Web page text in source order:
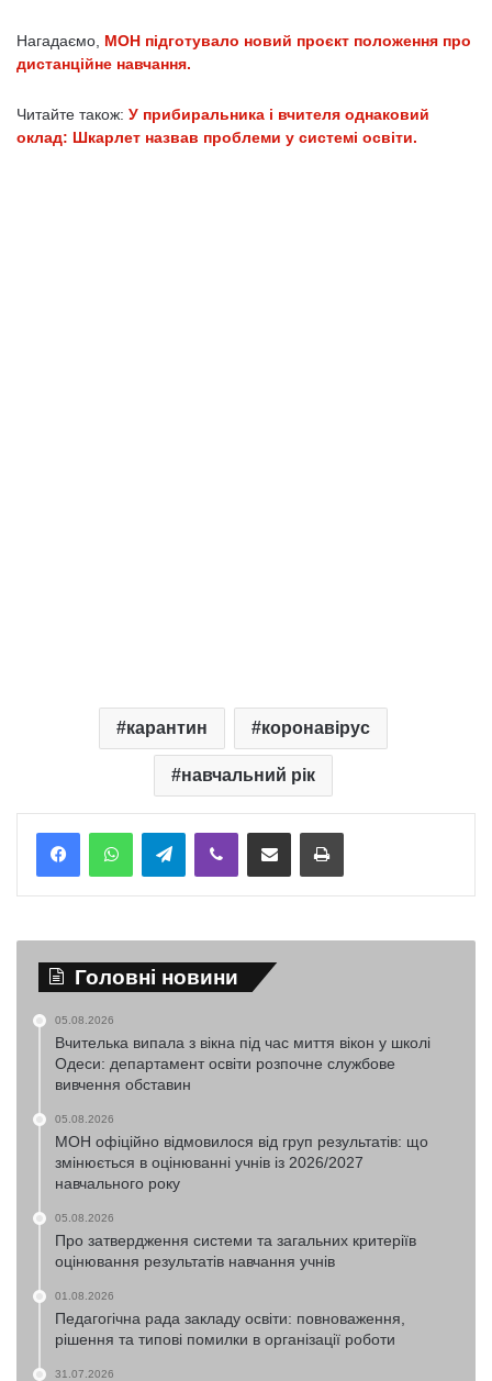
Нагадаємо, МОН підготувало новий проєкт положення про
дистанційне навчання.
Читайте також: У прибиральника і вчителя однаковий
оклад: Шкарлет назвав проблеми у системі освіти.
карантин коронавірус
навчальний рік
TelegramViber Надіслати електронною поштоюНадрукувати
Головні новини
05.08.2026
Вчителька випала з вікна під час миття вікон у школі
Одеси: департамент освіти розпочне службове
вивчення обставин
05.08.2026
МОН офіційно відмовилося від груп результатів: що
змінюється в оцінюванні учнів із 2026/2027
навчального року
05.08.2026
Про затвердження системи та загальних критеріїв
оцінювання результатів навчання учнів
01.08.2026
Педагогічна рада закладу освіти: повноваження,
рішення та типові помилки в організації роботи
31.07.2026